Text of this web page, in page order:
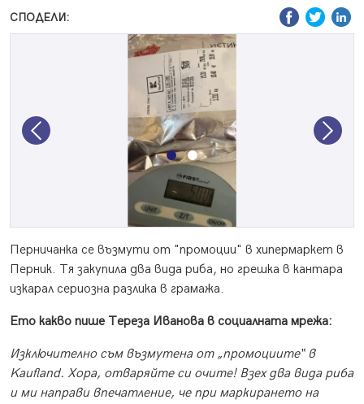
СПОДЕЛИ:
Previous Next
Перничанка се възмути от "промоции" в хипермаркет в
Перник. Тя закупила два вида риба, но грешка в кантара
изкарал сериозна разлика в грамажа.
Ето какво пише Тереза Иванова в социалната мрежа:
Изключително съм възмутена от „промоциите“ в
Kaufland. Хора, отваряйте си очите! Взех два вида риба
и ми направи впечатление, че при маркирането на